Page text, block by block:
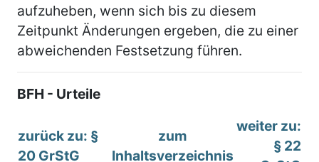
aufzuheben, wenn sich bis zu diesem
Zeitpunkt Änderungen ergeben, die zu einer
abweichenden Festsetzung führen.
BFH - Urteile
zurück zu: §
20 GrStG
zum
Inhaltsverzeichnis
weiter zu:
§ 22